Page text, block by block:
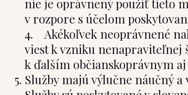
nie je oprávnený použiť tieto
v rozpore s účelom
4. Akékoľvek neoprávnené
viest k vzniku nenapraviteľnej
k ďalším občianskoprávnym
Služby majú výlučne náučný